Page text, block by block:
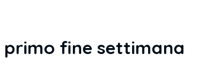
fine settimana